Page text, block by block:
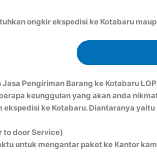
ongkir ekspedisi ke Kotabaru
Pengiriman Barang ke Kotabaru
keunggulan yang akan anda
ekspedisi ke Kotabaru. Diantaranya yaitu
to door Service)
untuk mengantar paket ke Kantor